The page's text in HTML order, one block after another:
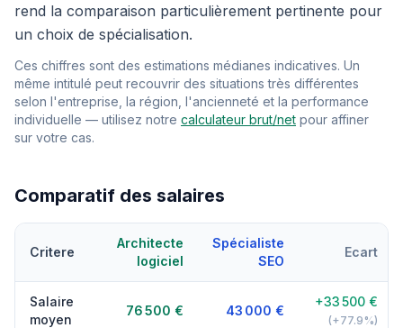
rend la comparaison particulièrement pertinente pour
un choix de spécialisation.
Ces chiffres sont des estimations médianes indicatives. Un
même intitulé peut recouvrir des situations très différentes
selon l'entreprise, la région, l'ancienneté et la performance
individuelle — utilisez notre calculateur brut/net pour affiner
sur votre cas.
Comparatif des salaires
Critere
Architecte
logiciel
Spécialiste
SEO
Ecart
Salaire
moyen
76 500 € 43 000 €
+33 500 €
(+77.9%)